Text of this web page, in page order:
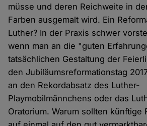
müsse und deren Reichweite in
Farben ausgemalt wird. Ein
Luther? In der Praxis schwer
wenn man an die "guten
tatsächlichen Gestaltung der
den Jubiläumsreformationstag
an den Rekordabsatz des Luther-
Playmobilmännchens oder das
Oratorium. Warum sollten künftige